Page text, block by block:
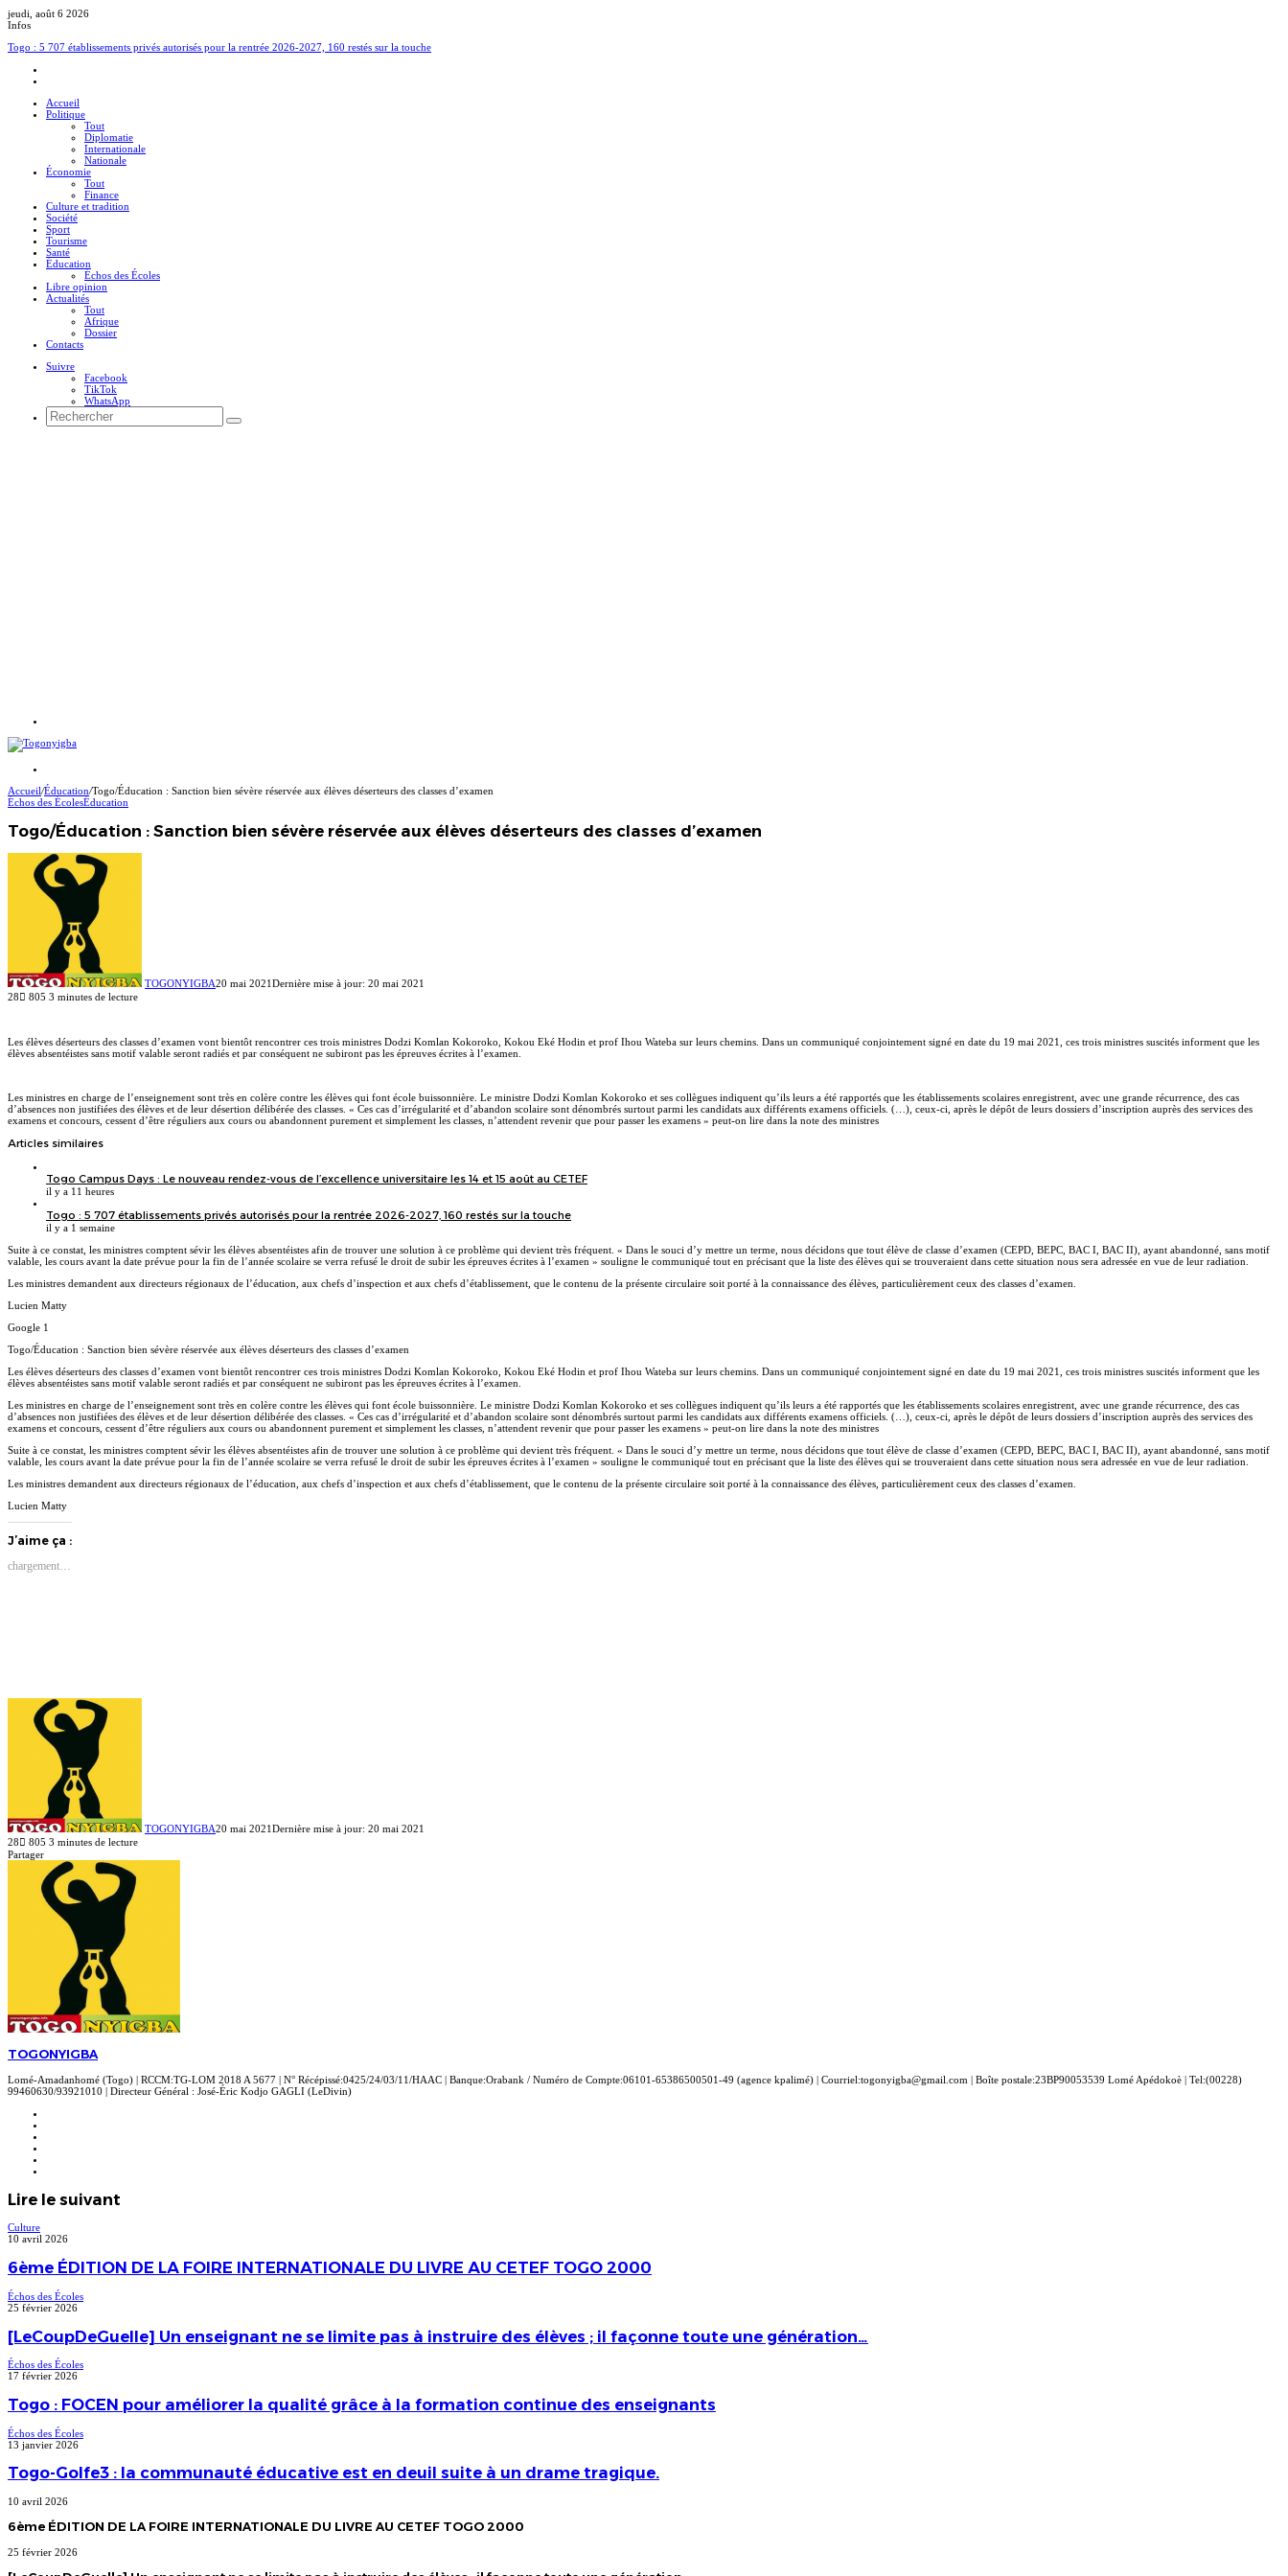
jeudi, août 6 2026
Infos
Togo : 5 707 établissements privés autorisés pour la rentrée 2026-2027, 160 restés sur la touche
Accueil
Politique
Tout
Diplomatie
Internationale
Nationale
Économie
Tout
Finance
Culture et tradition
Société
Sport
Tourisme
Santé
Éducation
Échos des Écoles
Libre opinion
Actualités
Tout
Afrique
Dossier
Contacts
Suivre
Facebook
TikTok
WhatsApp
Rechercher
Accueil/Éducation/Togo/Éducation : Sanction bien sévère réservée aux élèves déserteurs des classes d’examen
Échos des ÉcolesÉducation
Togo/Éducation : Sanction bien sévère réservée aux élèves déserteurs des classes d’examen
TOGONYIGBA20 mai 2021 Dernière mise à jour: 20 mai 2021
28
805 3 minutes de lecture
Les élèves déserteurs des classes d’examen vont bientôt rencontrer ces trois ministres Dodzi Komlan Kokoroko, Kokou Eké Hodin et prof Ihou Wateba sur leurs chemins. Dans un communiqué conjointement signé en date du 19 mai 2021, ces trois ministres suscités informent que les
élèves absentéistes sans motif valable seront radiés et par conséquent ne subiront pas les épreuves écrites à l’examen.
Les ministres en charge de l’enseignement sont très en colère contre les élèves qui font école buissonnière. Le ministre Dodzi Komlan Kokoroko et ses collègues indiquent qu’ils leurs a été rapportés que les établissements scolaires enregistrent, avec une grande récurrence, des cas
d’absences non justifiées des élèves et de leur désertion délibérée des classes. « Ces cas d’irrégularité et d’abandon scolaire sont dénombrés surtout parmi les candidats aux différents examens officiels. (…), ceux-ci, après le dépôt de leurs dossiers d’inscription auprès des services des
examens et concours, cessent d’être réguliers aux cours ou abandonnent purement et simplement les classes, n’attendent revenir que pour passer les examens » peut-on lire dans la note des ministres
Articles similaires
Togo Campus Days : Le nouveau rendez-vous de l’excellence universitaire les 14 et 15 août au CETEF
il y a 11 heures
Togo : 5 707 établissements privés autorisés pour la rentrée 2026-2027, 160 restés sur la touche
il y a 1 semaine
Suite à ce constat, les ministres comptent sévir les élèves absentéistes afin de trouver une solution à ce problème qui devient très fréquent. « Dans le souci d’y mettre un terme, nous décidons que tout élève de classe d’examen (CEPD, BEPC, BAC I, BAC II), ayant abandonné, sans motif
valable, les cours avant la date prévue pour la fin de l’année scolaire se verra refusé le droit de subir les épreuves écrites à l’examen » souligne le communiqué tout en précisant que la liste des élèves qui se trouveraient dans cette situation nous sera adressée en vue de leur radiation.
Les ministres demandent aux directeurs régionaux de l’éducation, aux chefs d’inspection et aux chefs d’établissement, que le contenu de la présente circulaire soit porté à la connaissance des élèves, particulièrement ceux des classes d’examen.
Lucien Matty
Google 1
Togo/Éducation : Sanction bien sévère réservée aux élèves déserteurs des classes d’examen
Les élèves déserteurs des classes d’examen vont bientôt rencontrer ces trois ministres Dodzi Komlan Kokoroko, Kokou Eké Hodin et prof Ihou Wateba sur leurs chemins. Dans un communiqué conjointement signé en date du 19 mai 2021, ces trois ministres suscités informent que les
élèves absentéistes sans motif valable seront radiés et par conséquent ne subiront pas les épreuves écrites à l’examen.
Les ministres en charge de l’enseignement sont très en colère contre les élèves qui font école buissonnière. Le ministre Dodzi Komlan Kokoroko et ses collègues indiquent qu’ils leurs a été rapportés que les établissements scolaires enregistrent, avec une grande récurrence, des cas
d’absences non justifiées des élèves et de leur désertion délibérée des classes. « Ces cas d’irrégularité et d’abandon scolaire sont dénombrés surtout parmi les candidats aux différents examens officiels. (…), ceux-ci, après le dépôt de leurs dossiers d’inscription auprès des services des
examens et concours, cessent d’être réguliers aux cours ou abandonnent purement et simplement les classes, n’attendent revenir que pour passer les examens » peut-on lire dans la note des ministres
Suite à ce constat, les ministres comptent sévir les élèves absentéistes afin de trouver une solution à ce problème qui devient très fréquent. « Dans le souci d’y mettre un terme, nous décidons que tout élève de classe d’examen (CEPD, BEPC, BAC I, BAC II), ayant abandonné, sans motif
valable, les cours avant la date prévue pour la fin de l’année scolaire se verra refusé le droit de subir les épreuves écrites à l’examen » souligne le communiqué tout en précisant que la liste des élèves qui se trouveraient dans cette situation nous sera adressée en vue de leur radiation.
Les ministres demandent aux directeurs régionaux de l’éducation, aux chefs d’inspection et aux chefs d’établissement, que le contenu de la présente circulaire soit porté à la connaissance des élèves, particulièrement ceux des classes d’examen.
Lucien Matty
J’aime ça :
chargement…
TOGONYIGBA20 mai 2021 Dernière mise à jour: 20 mai 2021
28
805 3 minutes de lecture
Facebook
X
Linkedin
Partager
TOGONYIGBA
Lomé-Amadanhomé (Togo) | RCCM:TG-LOM 2018 A 5677 | N° Récépissé:0425/24/03/11/HAAC | Banque:Orabank / Numéro de Compte:06101-65386500501-49 (agence kpalimé) | Courriel:togonyigba@gmail.com | Boîte postale:23BP90053539 Lomé Apédokoè | Tel:(00228)
99460630/93921010 | Directeur Général : José-Éric Kodjo GAGLI (LeDivin)
Lire le suivant
Culture
10 avril 2026
6ème ÉDITION DE LA FOIRE INTERNATIONALE DU LIVRE AU CETEF TOGO 2000
Échos des Écoles
25 février 2026
[LeCoupDeGuelle] Un enseignant ne se limite pas à instruire des élèves ; il façonne toute une génération…
Échos des Écoles
17 février 2026
Togo : FOCEN pour améliorer la qualité grâce à la formation continue des enseignants
Échos des Écoles
13 janvier 2026
Togo-Golfe3 : la communauté éducative est en deuil suite à un drame tragique.
10 avril 2026
6ème ÉDITION DE LA FOIRE INTERNATIONALE DU LIVRE AU CETEF TOGO 2000
25 février 2026